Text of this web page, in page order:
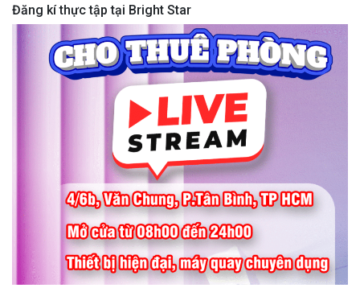
Đăng kí thực tập tại Bright Star